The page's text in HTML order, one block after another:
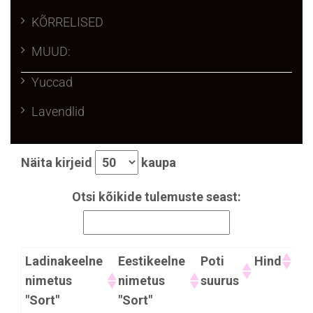
KÕRRELISED
MUUD:
Yuccad
Lavendlid
Näita kirjeid kaupa
Otsi kõikide tulemuste seast:
Ladinakeelne
nimetus
"Sort"
Eestikeelne
nimetus
"Sort"
Poti
suurus
Hind